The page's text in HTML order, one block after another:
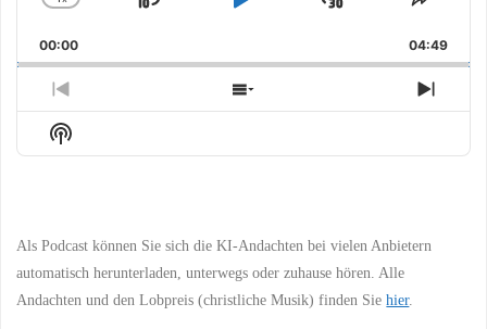
Change
Rate
Skip
Play
Jump
Forward
Share
00:00 04:49
Previous
Episode
Show
Episodes
Next
Show
Podcast
Als Podcast können Sie sich die KI-Andachten bei vielen Anbietern
automatisch herunterladen, unterwegs oder zuhause hören. Alle
Andachten und den Lobpreis (christliche Musik) finden Siehier.